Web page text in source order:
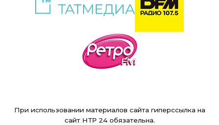
При использовании материалов сайта гиперссылка на
сайт НТР 24 обязательна.